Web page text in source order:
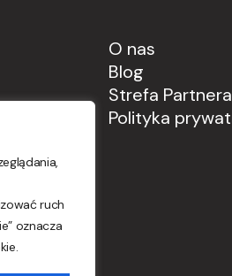
ruch
oznacza
O nas
Blog
Strefa Partnera
Polityka